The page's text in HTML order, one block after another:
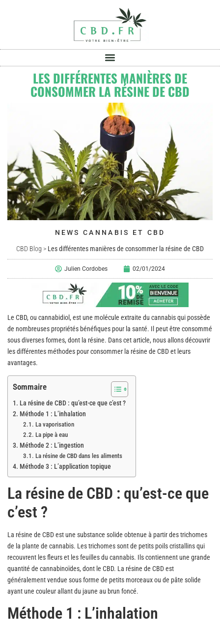
LES DIFFÉRENTES MANIÈRES DE
CONSOMMER LA RÉSINE DE CBD
NEWS CANNABIS ET CBD
CBD Blog > Les différentes manières de consommer la résine de CBD
Julien Cordobes 02/01/2024
Le CBD, ou cannabidiol, est une molécule extraite du cannabis qui possède
de nombreuses propriétés bénéfiques pour la santé. Il peut être consommé
sous diverses formes, dont la résine. Dans cet article, nous allons découvrir
les différentes méthodes pour consommer la résine de CBD et leurs
avantages.
Sommaire
La résine de CBD : qu’est-ce que c’est ?
Méthode 1 : L’inhalation
La vaporisation
La pipe à eau
Méthode 2 : L’ingestion
La résine de CBD dans les aliments
Méthode 3 : L’application topique
La résine de CBD : qu’est-ce que
c’est ?
La résine de CBD est une substance solide obtenue à partir des trichomes
de la plante de cannabis. Les trichomes sont de petits poils cristallins qui
recouvrent les fleurs et les feuilles du cannabis. Ils contiennent une grande
quantité de cannabinoïdes, dont le CBD. La résine de CBD est
généralement vendue sous forme de petits morceaux ou de pâte solide
ayant une couleur allant du jaune au brun foncé.
Méthode 1 : L’inhalation